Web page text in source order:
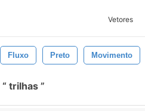
Vetores
Fluxo Preto Movimento
trilhas